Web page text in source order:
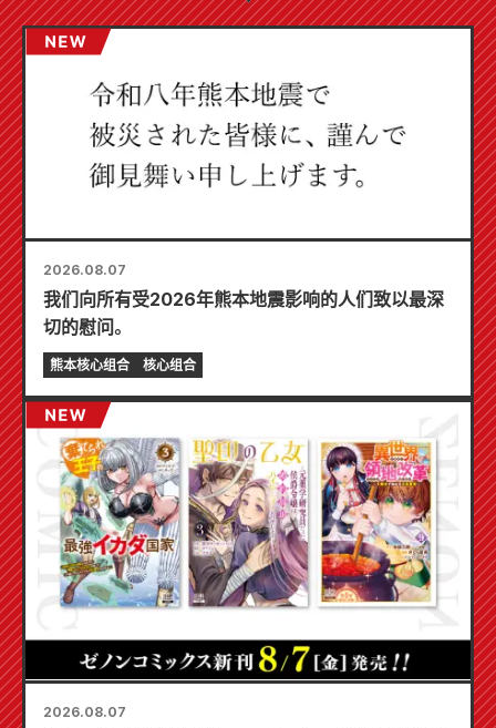
2026.08.07
我们向所有受2026年熊本地震影响的人们致以最深
切的慰问。
熊本核心组合 核心组合
2026.08.07